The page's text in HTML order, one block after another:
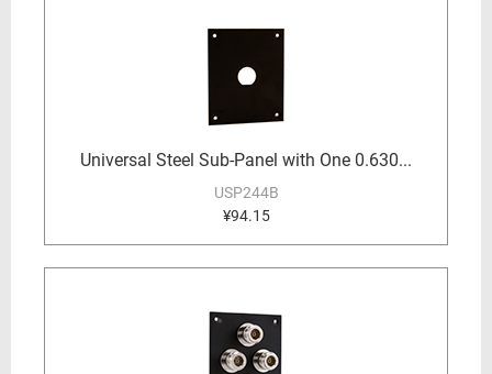
Universal Steel Sub-Panel with One 0.630...
USP244B
¥94.15